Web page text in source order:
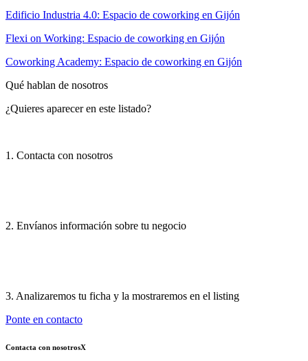
Edificio Industria 4.0: Espacio de coworking en Gijón
Flexi on Working: Espacio de coworking en Gijón
Coworking Academy: Espacio de coworking en Gijón
Qué hablan de nosotros
¿Quieres aparecer en este listado?
1. Contacta con nosotros
2. Envíanos información sobre tu negocio
3. Analizaremos tu ficha y la mostraremos en el listing
Ponte en contacto
Contacta con nosotrosX